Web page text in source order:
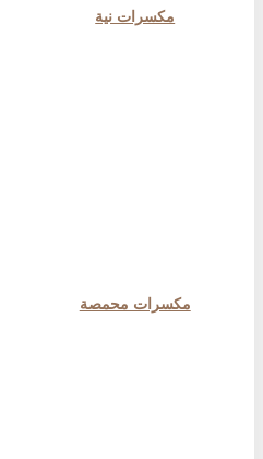
مكسرات نية
مكسرات محمصة